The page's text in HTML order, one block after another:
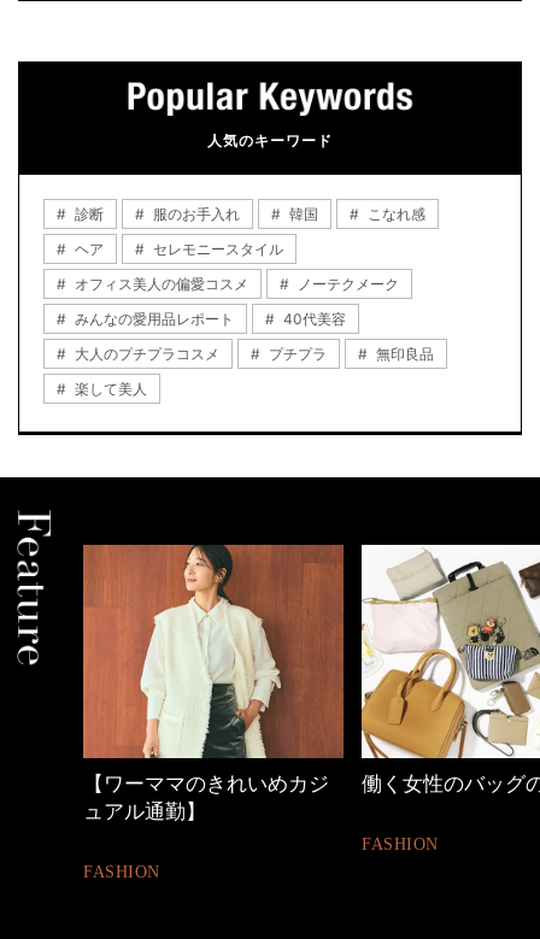
人気のキーワード
診断 服のお手入れ 韓国
こなれ感
ヘア
セレモニースタイル
オフィス美人の偏愛コスメ
ノーテクメーク
みんなの愛用品レポート
40代美容
大人のプチプラコスメ
プチプラ
無印良品
楽して美人
働く女性のバッグの中身
優木まおみさん「